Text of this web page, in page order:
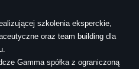
szkolenia eksperckie,
oraz team building dla
Gamma spółka z ograniczoną